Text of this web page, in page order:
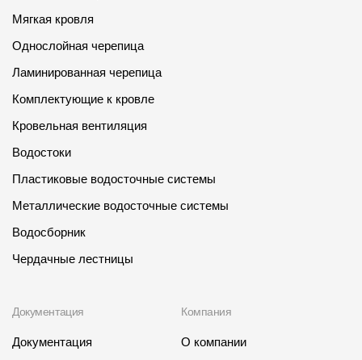
Мягкая кровля
Однослойная черепица
Ламинированная черепица
Комплектующие к кровле
Кровельная вентиляция
Водостоки
Пластиковые водосточные системы
Металлические водосточные системы
Водосборник
Чердачные лестницы
Документация
Документация
Компания
О компании